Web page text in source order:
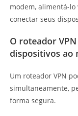
modem, alimentá-lo
conectar seus
O roteador
dispositivos ao
Um roteador VPN
simultaneamente,
forma segura.